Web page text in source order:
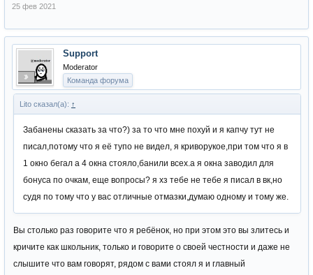
25 фев 2021
Support
Moderator
Команда форума
Lito сказал(а): ↑
Забанены сказать за что?) за то что мне похуй и я капчу тут не
писал,потому что я её тупо не видел, я криворукое,при том что я в
1 окно бегал а 4 окна стояло,банили всех.а я окна заводил для
бонуса по очкам, еще вопросы? я хз тебе не тебе я писал в вк,но
судя по тому что у вас отличные отмазки,думаю одному и тому же.
Вы столько раз говорите что я ребёнок, но при этом это вы злитесь и
кричите как школьник, только и говорите о своей честности и даже не
слышите что вам говорят, рядом с вами стоял я и главный